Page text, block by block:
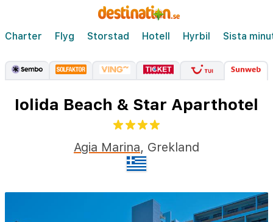
Charter Flyg Storstad Hotell Hyrbil Sista
Iolida Beach & Star Aparthotel
Agia Marina, Grekland